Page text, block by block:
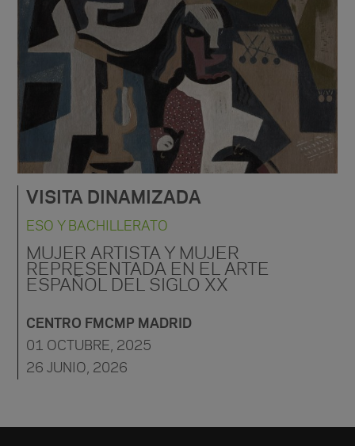
VISITA DINAMIZADA
ESO Y BACHILLERATO
MUJER ARTISTA Y MUJER
REPRESENTADA EN EL ARTE
ESPAÑOL DEL SIGLO XX
CENTRO FMCMP MADRID
01 OCTUBRE, 2025
26 JUNIO, 2026